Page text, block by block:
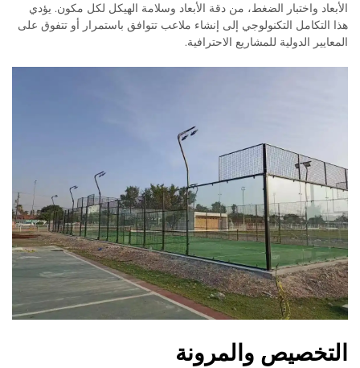
الأبعاد واختبار الضغط، من دقة الأبعاد وسلامة الهيكل لكل مكون. يؤدي
هذا التكامل التكنولوجي إلى إنشاء ملاعب تتوافق باستمرار أو تتفوق على
المعايير الدولية للمشاريع الاحترافية.
التخصيص والمرونة